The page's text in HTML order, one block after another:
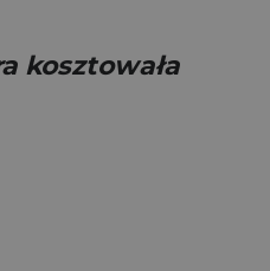
kosztowała